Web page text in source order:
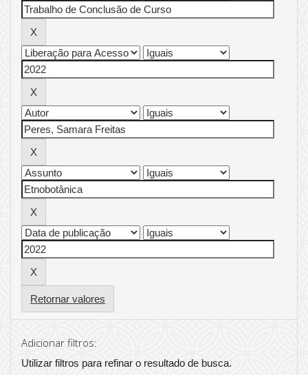
Retornar valores
Adicionar filtros:
Utilizar filtros para refinar o resultado de busca.